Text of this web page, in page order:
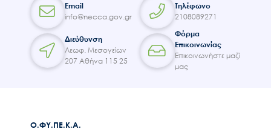
Email
info@necca.gov.gr
Τηλέφωνο
2108089271
Διεύθυνση
Λεωφ. Μεσογείων
207 Αθήνα 115 25
Φόρμα
Επικοινωνίας
Επικοινωνήστε μαζί
μας
Ο.ΦΥ.ΠΕ.Κ.Α.